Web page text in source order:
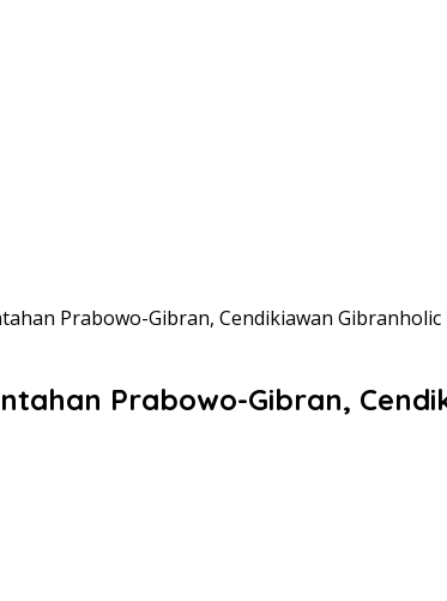
Prabowo-Gibran, Cendikiawan Gibranholic
Prabowo-Gibran,